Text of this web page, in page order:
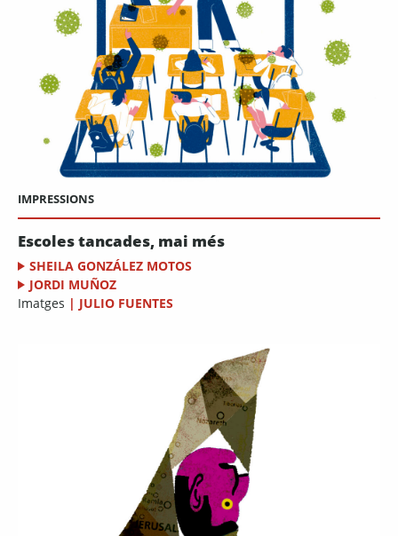
IMPRESSIONS
Escoles tancades, mai més
SHEILA GONZÁLEZ MOTOS
JORDI MUÑOZ
Imatges | JULIO FUENTES